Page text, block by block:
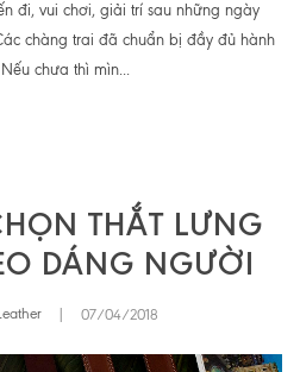
đi, vui chơi, giải trí sau những ngày
chàng trai đã chuẩn bị đầy đủ hành
chưa thì mìn...
THẮT LƯNG
DÁNG NGƯỜI
07/04/2018